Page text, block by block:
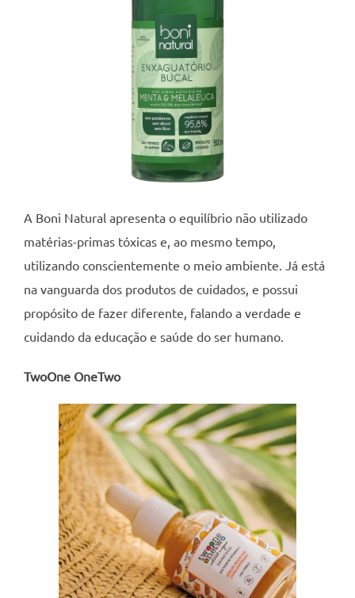
A Boni Natural apresenta o equilíbrio não utilizado
matérias-primas tóxicas e, ao mesmo tempo,
utilizando conscientemente o meio ambiente. Já está
na vanguarda dos produtos de cuidados, e possui
propósito de fazer diferente, falando a verdade e
cuidando da educação e saúde do ser humano.
TwoOne OneTwo